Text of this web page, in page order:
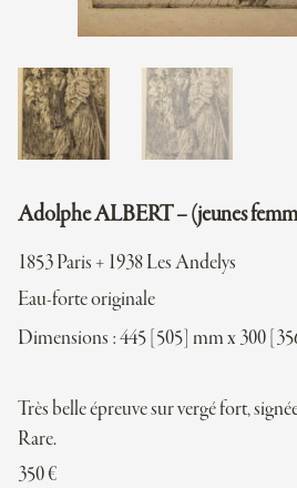
Adolphe ALBERT – (jeunes
1853 Paris + 1938 Les Andelys
Eau-forte originale
Dimensions : 445 [505] mm x 300
Très belle épreuve sur vergé fort,
Rare.
350€